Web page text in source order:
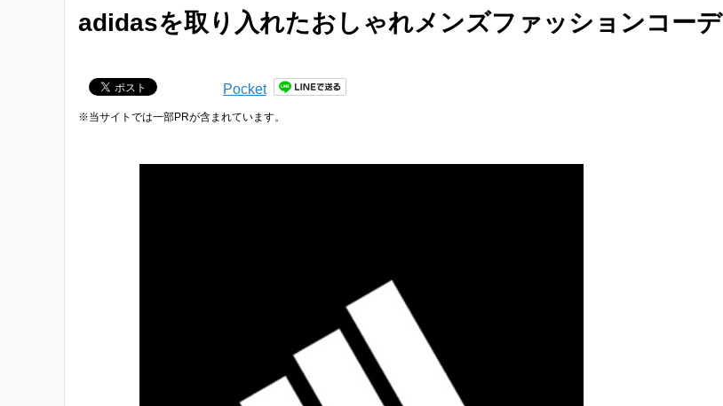
adidasを取り入れたおしゃれメンズファッションコーデ
Pocket
※当サイトでは一部PRが含まれています。